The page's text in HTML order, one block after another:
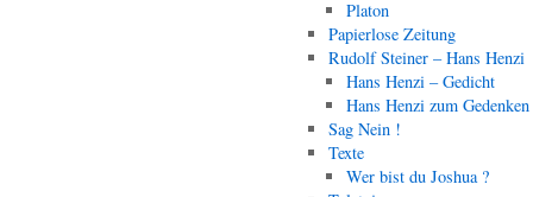
Platon
Papierlose Zeitung
Rudolf Steiner – Hans Henzi
Hans Henzi – Gedicht
Hans Henzi zum Gedenken
Sag Nein !
Texte
Wer bist du Joshua ?